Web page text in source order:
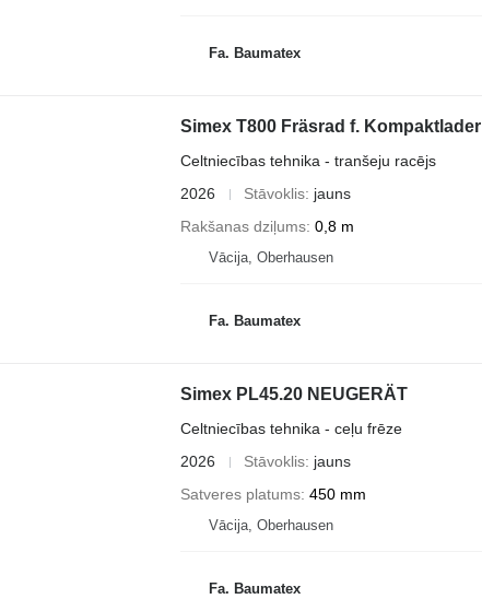
Fa. Baumatex
Simex T800 Fräsrad f. Kompaktlader
Celtniecības tehnika - tranšeju racējs
2026
Stāvoklis jauns
Rakšanas dziļums 0,8 m
Vācija, Oberhausen
Fa. Baumatex
Simex PL45.20 NEUGERÄT
Celtniecības tehnika - ceļu frēze
2026
Stāvoklis jauns
Satveres platums 450 mm
Vācija, Oberhausen
Fa. Baumatex